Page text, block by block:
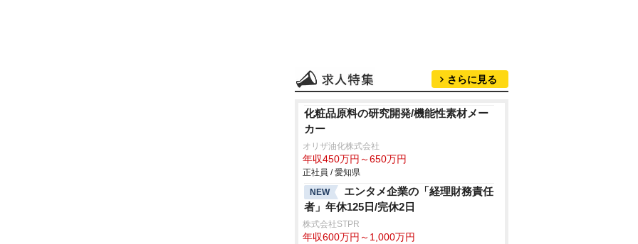
さらに見る
化粧品原料の研究開発/機能性素材メー
カー
オリザ油化株式会社
年収450万円～650万円
正社員 / 愛知県
NEW
エンタメ企業の「経理財務責任
者」年休125日/完休2日
株式会社STPR
年収600万円～1,000万円